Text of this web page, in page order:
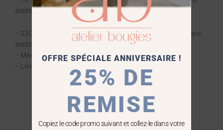
additifs, vegan) / 7.5 cm de hauteur
– 230 gr de cire végétale colorée, naturelle (garantie sans
additifs, vegan) / 12 cm de hauteur
– Mèche en coton
– Livrée dans un pochon en organza bleu marine
OFFRE SPÉCIALE ANNIVERSAIRE !
25% DE
REMISE
Copiez le code promo suivant et collez-le dans votre